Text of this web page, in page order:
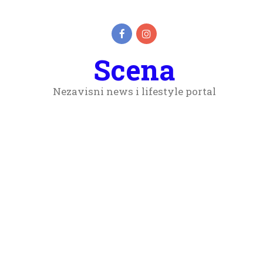
Scena
Nezavisni news i lifestyle portal